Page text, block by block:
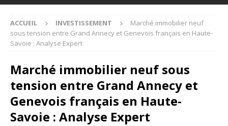
ACCUEIL INVESTISSEMENT
Marché immobilier neuf
sous tension entre Grand Annecy et Genevois français en Haute-
Savoie : Analyse Expert
Marché immobilier neuf sous
tension entre Grand Annecy et
Genevois français en Haute-
Savoie : Analyse Expert